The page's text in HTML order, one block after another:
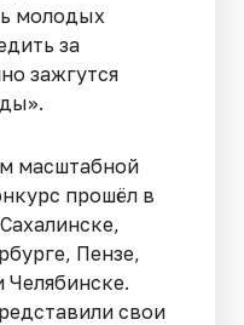
молодых
за
зажгутся
масштабной
прошёл в
Пензе,
Челябинске.
свои